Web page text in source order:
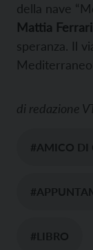
della nave
Mattia Ferrari
speranza. Il
di redazione
#AMICO DI
#LIBRO